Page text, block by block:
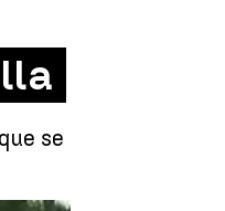
se